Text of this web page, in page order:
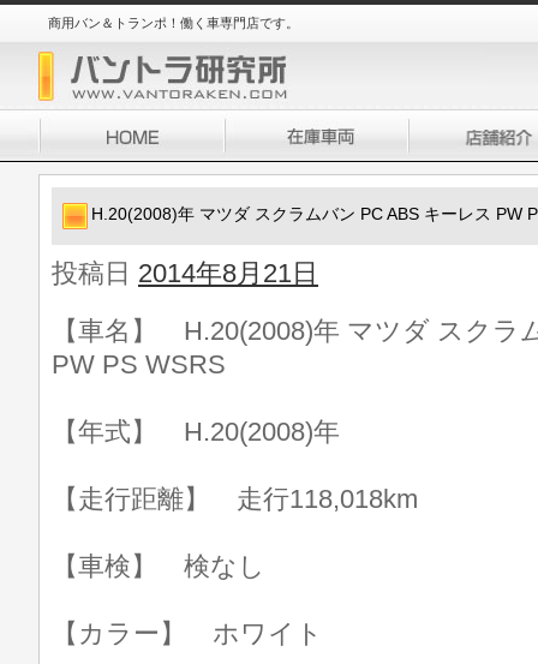
商用バン＆トランポ！働く車専門店です。
H.20(2008)年 マツダ スクラムバン PC ABS キーレス PW
投稿日 2014年8月21日
【車名】 H.20(2008)年 マツダ スクラ
PW PS WSRS
【年式】 H.20(2008)年
【走行距離】 走行118,018km
【車検】 検なし
【カラー】 ホワイト